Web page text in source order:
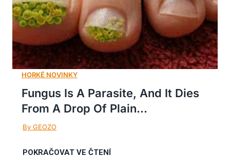
Fungus Is A Parasite, And It Dies
From A Drop Of Plain...